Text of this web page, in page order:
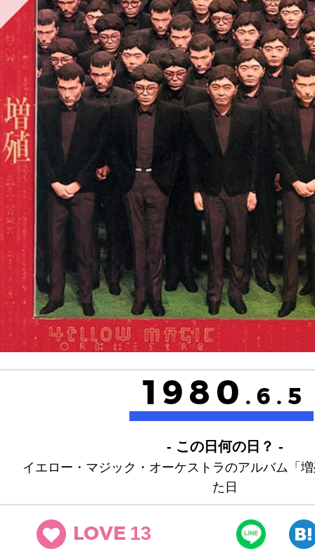
1980 .6.5
- この日何の日？ -
イエロー・マジック・オーケストラのアルバム「
た日
LOVE 13